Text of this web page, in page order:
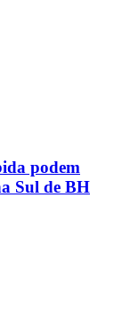
podem
Sul de BH